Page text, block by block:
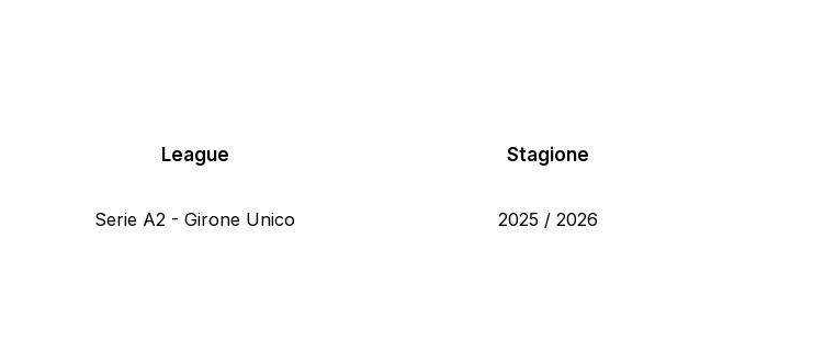
League Stagione
Serie A2 - Girone Unico 2025 / 2026